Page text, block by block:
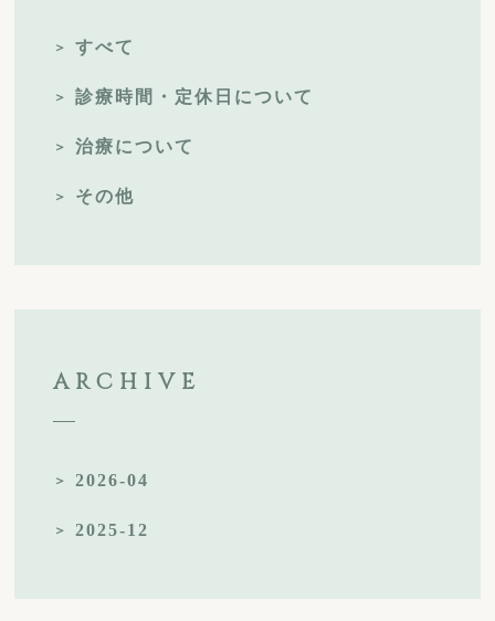
すべて
診療時間・定休日について
治療について
その他
ARCHIVE
2026-04
2025-12